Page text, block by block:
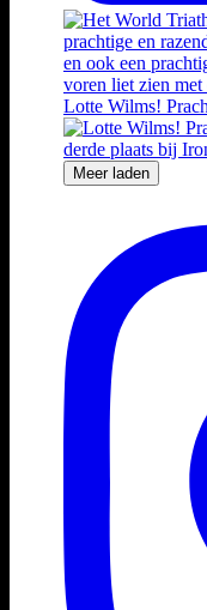
Lotte Wilms!
Meer laden